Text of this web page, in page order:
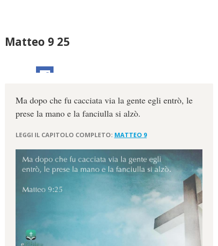
Matteo 9 25
Ma dopo che fu cacciata via la gente egli entrò, le
prese la mano e la fanciulla si alzò.
LEGGI IL CAPITOLO COMPLETO: MATTEO 9